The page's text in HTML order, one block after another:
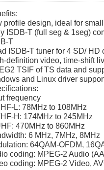
profile design, ideal for
ISDB-T (full seg & 1seg)
T
ISDB-T tuner for 4 SD/
definition video, time-shift
TSIF of TS data and
and Linux driver
frequency
L: 78MHz to 108MHz
H: 174MHz to 245MHz
470MHz to 860MHz
6 MHz, 7MHz, 8MHz
64QAM-OFDM,
coding: MPEG-2 Audio
coding: MPEG-2 Video,